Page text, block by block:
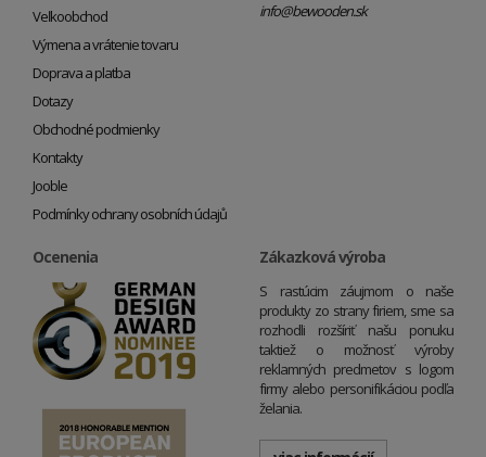
Veľkoobchod
Výmena a vrátenie tovaru
Doprava a platba
Dotazy
Obchodné podmienky
Kontakty
Jooble
Podmínky ochrany osobních údajů
info@bewooden.sk
Ocenenia Zákazková výroba
S rastúcim záujmom o naše
produkty zo strany firiem, sme sa
rozhodli rozšíriť našu ponuku
taktiež o možnosť výroby
reklamných predmetov s logom
firmy alebo personifikáciou podľa
želania.